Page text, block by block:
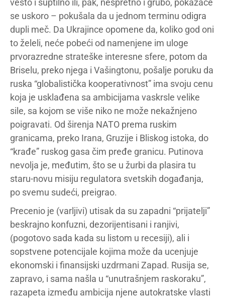
vešto i suptilno ili, pak, nespretno i grubo, pokazaće
se uskoro – pokušala da u jednom terminu odigra
dupli meč. Da Ukrajince opomene da, koliko god oni
to želeli, neće pobeći od namenjene im uloge
prvorazredne strateške interesne sfere, potom da
Briselu, preko njega i Vašingtonu, pošalje poruku da
ruska “globalistička kooperativnost” ima svoju cenu
koja je usklađena sa ambicijama vaskrsle velike
sile, sa kojom se više niko ne može nekažnjeno
poigravati. Od širenja NATO prema ruskim
granicama, preko Irana, Gruzije i Bliskog istoka, do
“krađe” ruskog gasa čim pređe granicu. Putinova
nevolja je, međutim, što se u žurbi da plasira tu
staru-novu misiju regulatora svetskih događanja,
po svemu sudeći, preigrao.
Precenio je (varljivi) utisak da su zapadni “prijatelji”
beskrajno konfuzni, dezorijentisani i ranjivi,
(pogotovo sada kada su listom u recesiji), ali i
sopstvene potencijale kojima može da ucenjuje
ekonomski i finansijski uzdrmani Zapad. Rusija se,
zapravo, i sama našla u “unutrašnjem raskoraku”,
razapeta između ambicija njene autokratske vlasti